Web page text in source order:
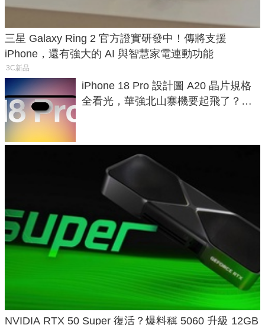
三星 Galaxy Ring 2 官方證實研發中！傳將支援
iPhone，還有強大的 AI 與智慧家電連動功能
3C新品
iPhone 18 Pro 設計圖 A20 晶片規格
全看光，華強北山寨機要起飛了？專
NVIDIA RTX 50 Super 復活？爆料稱 5060 升級 12GB